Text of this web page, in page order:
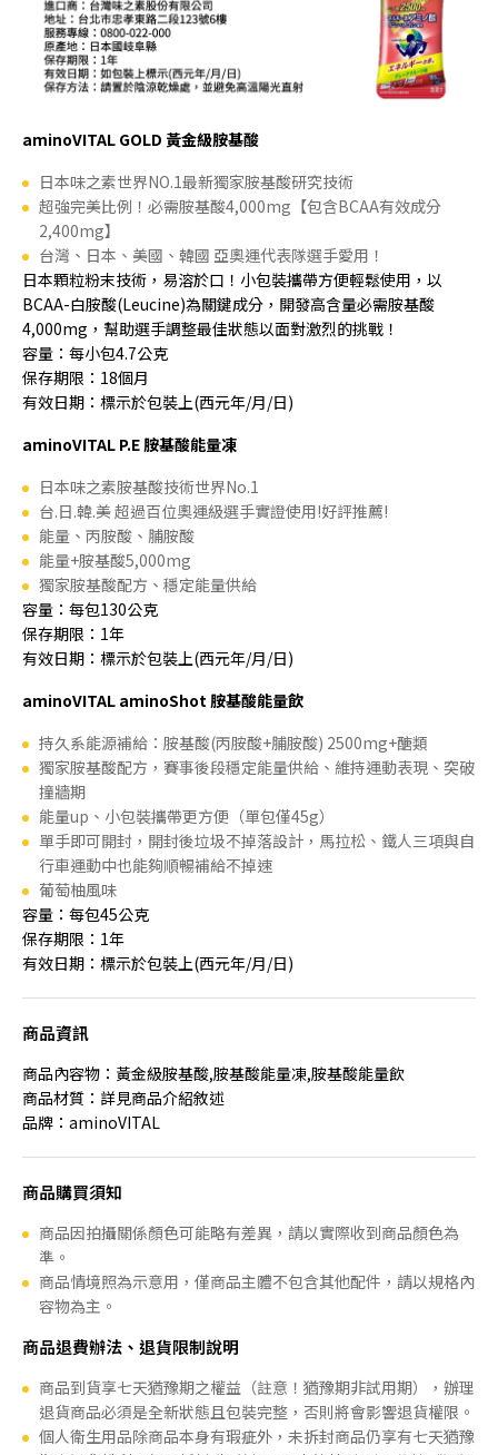
aminoVITAL GOLD 黃金級胺基酸
日本味之素世界NO.1最新獨家胺基酸研究技術
超強完美比例！必需胺基酸4,000mg【包含BCAA有效成分
2,400mg】
台灣、日本、美國、韓國 亞奧運代表隊選手愛用！
日本顆粒粉末技術，易溶於口！小包裝攜帶方便輕鬆使用，以
BCAA-白胺酸(Leucine)為關鍵成分，開發高含量必需胺基酸
4,000mg，幫助選手調整最佳狀態以面對激烈的挑戰！
容量：每小包4.7公克
保存期限：18個月
有效日期：標示於包裝上(西元年/月/日)
aminoVITAL P.E 胺基酸能量凍
日本味之素胺基酸技術世界No.1
台.日.韓.美 超過百位奧運級選手實證使用!好評推薦!
能量、丙胺酸、脯胺酸
能量+胺基酸5,000mg
獨家胺基酸配方、穩定能量供給
容量：每包130公克
保存期限：1年
有效日期：標示於包裝上(西元年/月/日)
aminoVITAL aminoShot 胺基酸能量飲
持久系能源補給：胺基酸(丙胺酸+脯胺酸) 2500mg+醣類
獨家胺基酸配方，賽事後段穩定能量供給、維持運動表現、突破
撞牆期
能量up、小包裝攜帶更方便（單包僅45g）
單手即可開封，開封後垃圾不掉落設計，馬拉松、鐵人三項與自
行車運動中也能夠順暢補給不掉速
葡萄柚風味
容量：每包45公克
保存期限：1年
有效日期：標示於包裝上(西元年/月/日)
商品資訊
商品內容物：黃金級胺基酸,胺基酸能量凍,胺基酸能量飲
商品材質：詳見商品介紹敘述
品牌：aminoVITAL
商品購買須知
商品因拍攝關係顏色可能略有差異，請以實際收到商品顏色為
準。
商品情境照為示意用，僅商品主體不包含其他配件，請以規格內
容物為主。
商品退費辦法、退貨限制說明
商品到貨享七天猶豫期之權益（註意！猶豫期非試用期），辦理
退貨商品必須是全新狀態且包裝完整，否則將會影響退貨權限。
個人衛生用品除商品本身有瑕疵外，未拆封商品仍享有七天猶豫